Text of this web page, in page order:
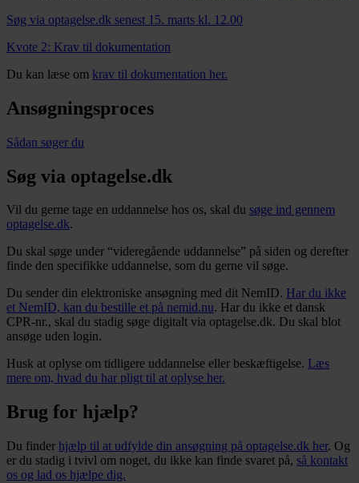
Søg via optagelse.dk senest 15. marts kl. 12.00
Kvote 2: Krav til dokumentation
Du kan læse om krav til dokumentation her.
Ansøgningsproces
Sådan søger du
Søg via optagelse.dk
Vil du gerne tage en uddannelse hos os, skal du søge ind gennem
optagelse.dk.
Du skal søge under “videregående uddannelse” på siden og derefter
finde den specifikke uddannelse, som du gerne vil søge.
Du sender din elektroniske ansøgning med dit NemID. Har du ikke
et NemID, kan du bestille et på nemid.nu. Har du ikke et dansk
CPR-nr., skal du stadig søge digitalt via optagelse.dk. Du skal blot
ansøge uden login.
Husk at oplyse om tidligere uddannelse eller beskæftigelse. Læs
mere om, hvad du har pligt til at oplyse her.
Brug for hjælp?
Du finder hjælp til at udfylde din ansøgning på optagelse.dk her. Og
er du stadig i tvivl om noget, du ikke kan finde svaret på, så kontakt
os og lad os hjælpe dig.